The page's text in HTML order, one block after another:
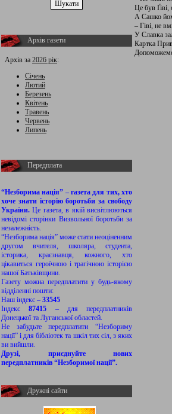
Архів газети
Архів за 2026 рік:
Січень
Лютий
Березень
Квітень
Травень
Червень
Липень
Передплата
“Незборима нація” – газета для тих, хто
хоче знати історію боротьби за свободу
України.Це газета, в якій висвітлюються
невідомі сторінки Визвольної боротьби за
незалежність.
“Незборима нація” може стати неоціненним
другом вчителя, школяра, студента,
історика, краєзнавця, кожного, хто
цікавиться героїчною і трагічною історією
нашої Батьківщини.
Газету можна передплатити у будь-якому
відділенні пошти:
Наш індекс – 33545
Індекс87415 – для передплатників
Донецької та Луганської областей.
Не забудьте передплатити “Незбориму
нації” і для бібліотек та шкіл тих сіл, з яких
ви вийшли.
Друзі, приєднуйте нових
передплатників “Незборимої нації”.
Дружні сайти
Це був
А Сашко
– Гіві, не
У Славка
Картка